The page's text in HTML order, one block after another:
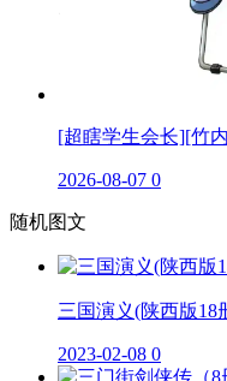
[超瞎学生会长][竹
2026-08-07 0
随机图文
三国演义(陕西版18
2023-02-08 0